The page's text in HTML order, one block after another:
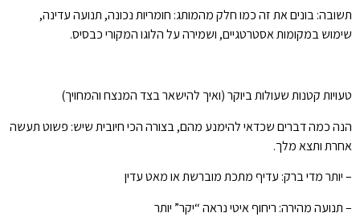
תשובה: בונים את זה כמו חלק מהמותג: חומריות נכונה, תנועה עדינה,
שימוש במקומות אסטרטגיים, ושמירה על הלוגו המקורי כבסיס.
טעויות קטנות שעולות ביוקר (ואיך להישאר בצד המנצח והמחויך)
הנה כמה דברים שכדאי להימנע מהם, בצורה הכי חיובית שיש: פשוט תעשה
אחרת ותצא מלך.
– יותר מדי ברק: עדיף מתכת מוברשת או מאט עדין
– תנועה מהירה: ריחוף איטי נראה “יקר” יותר